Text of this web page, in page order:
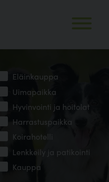
Eläinkauppa
Uimapaikka
Hyvinvointi ja hoitolat
Harrastuspaikka
Koirahotelli
Lenkkeily ja patikointi
Kauppa